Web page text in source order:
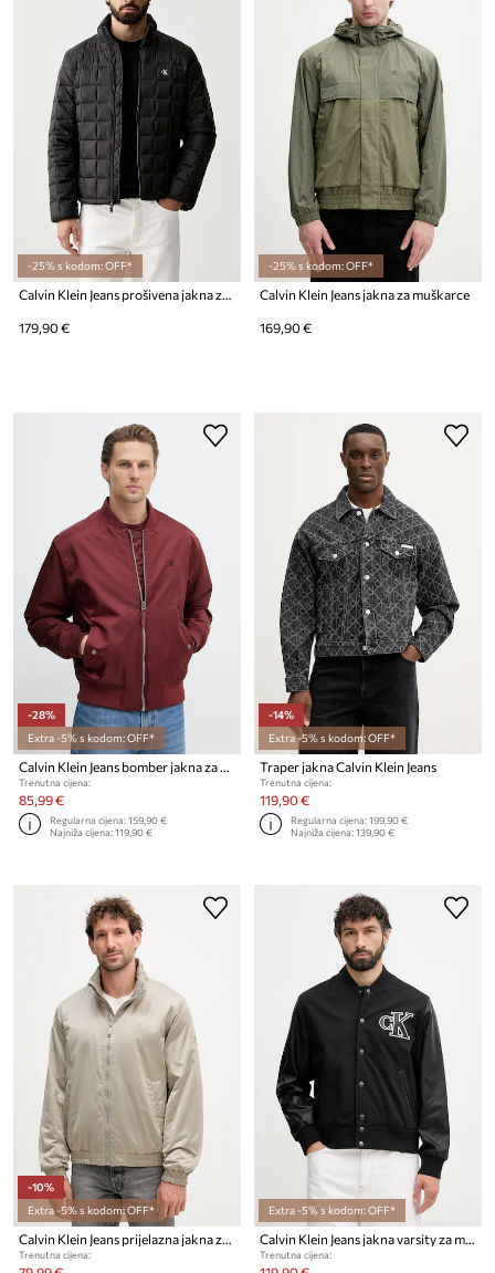
-25% s kodom: OFF*
179,90 €
-25% s kodom: OFF*
Calvin Klein Jeans jakna za muškarce
169,90 €
-28%
Extra -5% s kodom: OFF*
Calvin Klein Jeans bomber jakna za muškarce
Trenutna cijena:
85,99 €
Regularna cijena:159,90 €
Najniža cijena:119,90 €
-14%
Extra -5% s kodom: OFF*
Traper jakna Calvin Klein Jeans
Trenutna cijena:
119,90 €
Regularna cijena:199,90 €
Najniža cijena:139,90 €
-10%
Extra -5% s kodom: OFF*
Calvin Klein Jeans prijelazna jakna za muškarce
Trenutna cijena:
Extra -5% s kodom: OFF*
Calvin Klein Jeans jakna varsity za muškarce
Trenutna cijena: